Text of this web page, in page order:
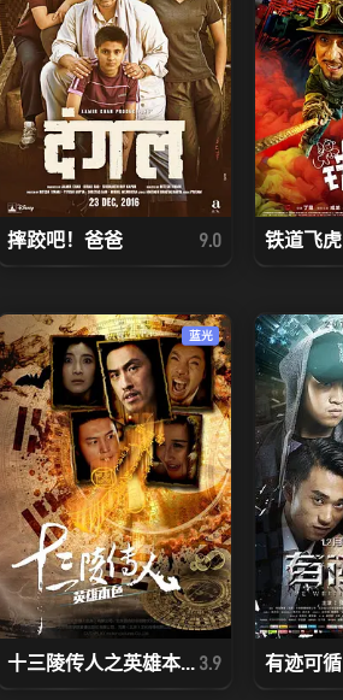
摔跤吧！爸爸 9.0 铁道飞虎
蓝光
十三陵传人之英雄本... 3.9 有迹可循